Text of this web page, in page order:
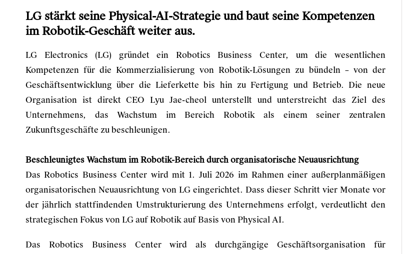
LG stärkt seine Physical-AI-Strategie und baut seine Kompetenzen
im Robotik-Geschäft weiter aus.
LG Electronics (LG) gründet ein Robotics Business Center, um die wesentlichen
Kompetenzen für die Kommerzialisierung von Robotik-Lösungen zu bündeln – von der
Geschäftsentwicklung über die Lieferkette bis hin zu Fertigung und Betrieb. Die neue
Organisation ist direkt CEO Lyu Jae-cheol unterstellt und unterstreicht das Ziel des
Unternehmens, das Wachstum im Bereich Robotik als einem seiner zentralen
Zukunftsgeschäfte zu beschleunigen.
Beschleunigtes Wachstum im Robotik-Bereich durch organisatorische Neuausrichtung
Das Robotics Business Center wird mit 1. Juli 2026 im Rahmen einer außerplanmäßigen
organisatorischen Neuausrichtung von LG eingerichtet. Dass dieser Schritt vier Monate vor
der jährlich stattfindenden Umstrukturierung des Unternehmens erfolgt, verdeutlicht den
strategischen Fokus von LG auf Robotik auf Basis von Physical AI.
Das Robotics Business Center wird als durchgängige Geschäftsorganisation für